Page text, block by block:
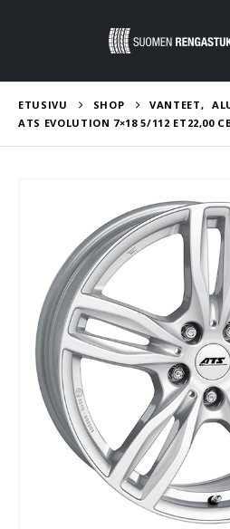
ETUSIVU SHOP VANTEET,
ATS EVOLUTION 7×18 5/112 ET22,00